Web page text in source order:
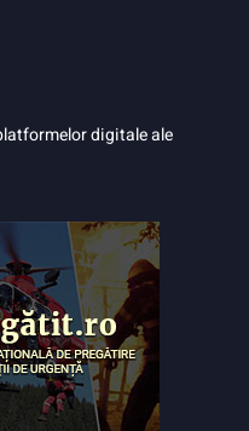
digitale ale